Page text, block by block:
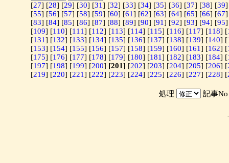
[27] [28] [29] [30] [31] [32] [33] [34] [35] [36] [37] [38] [39]
[55] [56] [57] [58] [59] [60] [61] [62] [63] [64] [65] [66] [67]
[83] [84] [85] [86] [87] [88] [89] [90] [91] [92] [93] [94] [95]
[109] [110] [111] [112] [113] [114] [115] [116] [117] [118] [
[131] [132] [133] [134] [135] [136] [137] [138] [139] [140] [
[153] [154] [155] [156] [157] [158] [159] [160] [161] [162] [
[175] [176] [177] [178] [179] [180] [181] [182] [183] [184] [
[197] [198] [199] [200] [201] [202] [203] [204] [205] [206] [
[219] [220] [221] [222] [223] [224] [225] [226] [227] [228] [
処理 記事